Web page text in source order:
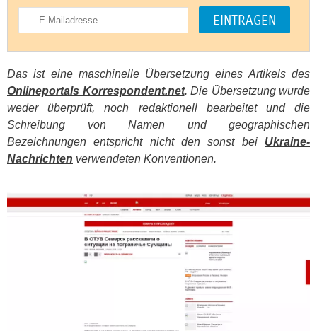
Das ist eine maschinelle Übersetzung eines Artikels des
Onlineportals Korrespondent.net. Die Übersetzung wurde
weder überprüft, noch redaktionell bearbeitet und die
Schreibung von Namen und geographischen
Bezeichnungen entspricht nicht den sonst bei Ukraine-
Nachrichten verwendeten Konventionen.